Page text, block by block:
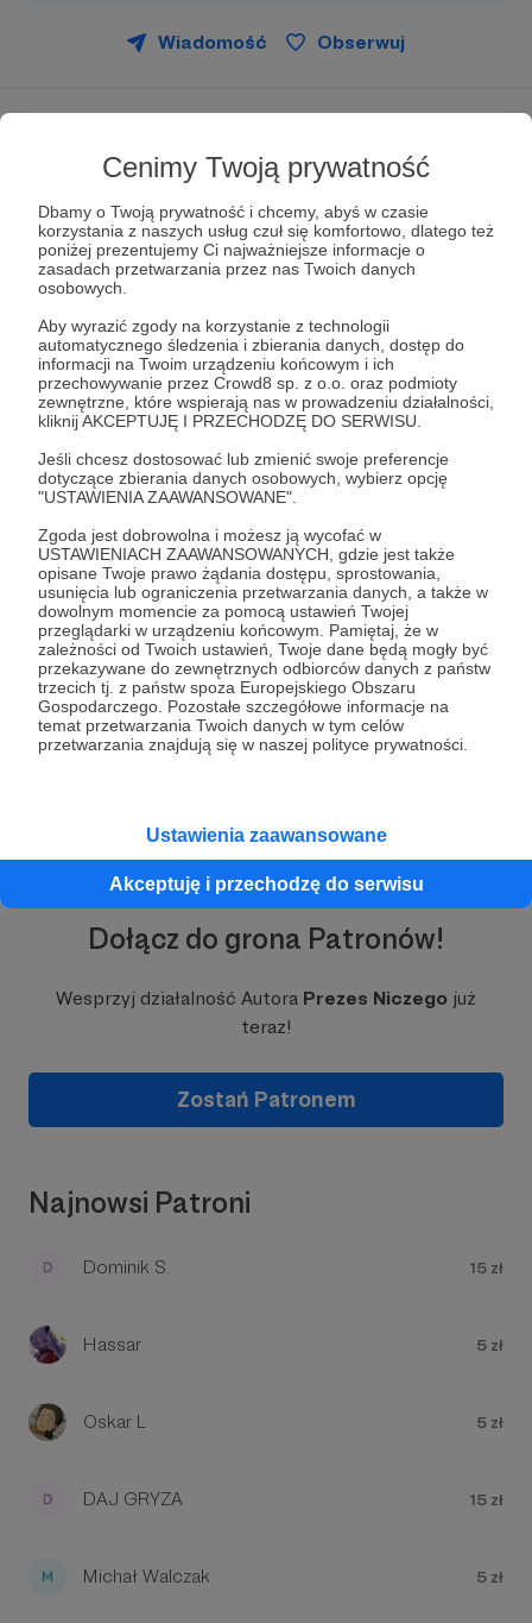
Cenimy Twoją prywatność
Dbamy o Twoją prywatność i chcemy, abyś w czasie
korzystania z naszych usług czuł się komfortowo, dlatego też
poniżej prezentujemy Ci najważniejsze informacje o
zasadach przetwarzania przez nas Twoich danych
osobowych.
Aby wyrazić zgody na korzystanie z technologii
automatycznego śledzenia i zbierania danych, dostęp do
informacji na Twoim urządzeniu końcowym i ich
przechowywanie przez Crowd8 sp. z o.o. oraz podmioty
zewnętrzne, które wspierają nas w prowadzeniu działalności,
kliknij AKCEPTUJĘ I PRZECHODZĘ DO SERWISU.
Jeśli chcesz dostosować lub zmienić swoje preferencje
dotyczące zbierania danych osobowych, wybierz opcję
"USTAWIENIA ZAAWANSOWANE".
Zgoda jest dobrowolna i możesz ją wycofać w
USTAWIENIACH ZAAWANSOWANYCH, gdzie jest także
opisane Twoje prawo żądania dostępu, sprostowania,
usunięcia lub ograniczenia przetwarzania danych, a także w
dowolnym momencie za pomocą ustawień Twojej
przeglądarki w urządzeniu końcowym. Pamiętaj, że w
zależności od Twoich ustawień, Twoje dane będą mogły być
przekazywane do zewnętrznych odbiorców danych z państw
trzecich tj. z państw spoza Europejskiego Obszaru
Gospodarczego. Pozostałe szczegółowe informacje na
temat przetwarzania Twoich danych w tym celów
przetwarzania znajdują się w naszej polityce prywatności.
Ustawienia zaawansowane
Akceptuję i przechodzę do serwisu
Wiadomość Obserwuj
kłania się w pas!
Państwu za wsparcie nie tylko duchowe ale i
finansowe. Dziękuję ślicznie!
No dobrze, a teraz odpowiem Państwu na
najistotniejsze pytania:
NA CO PRZEZNACZĘ PAŃSTWA FUNDUSZE?
Za „pieniądze z tacy" zamierzam kupować rzeczy
związane z moim contentem. (Na przykład pare
dodatkowych mang w miesiącu) lub (jeśli uda mi
się uzbierać więcej) narzędzia pomocne w rozwoju
kanału, takie jak oświetlenie, mikrofon lub green
screen.
Ah...no i za te pieniądze będę również karmił swoje
koty :P
CO PAŃSTWO BĘDĄ Z TEGO MIELI?
już od najniższego dostępnego progu wsparcia,
nieocenzurowanych wersji moich filmów których
nie mogłem bezproblemowo upublicznić na
youtube. Oprócz tego...jeżeli postanowię nagrać
film z danej serii którego pod żadnym pozorem
restrykcje - taki film pojawi się na patronicie.
Rozwiń opis
Dołącz do grona Patronów!
Wesprzyj działalność Autora Prezes Niczego już
teraz!
Zostań Patronem
Najnowsi Patroni
Dominik S. 15 zł
Hassar 5 zł
Oskar L 5 zł
DAJ GRYZA 15 zł
Michał Walczak 5 zł